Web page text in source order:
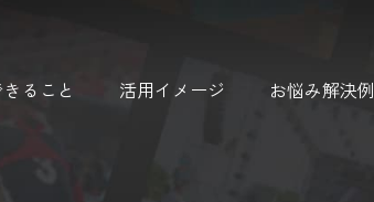
ること 活用イメージ お悩み解決例